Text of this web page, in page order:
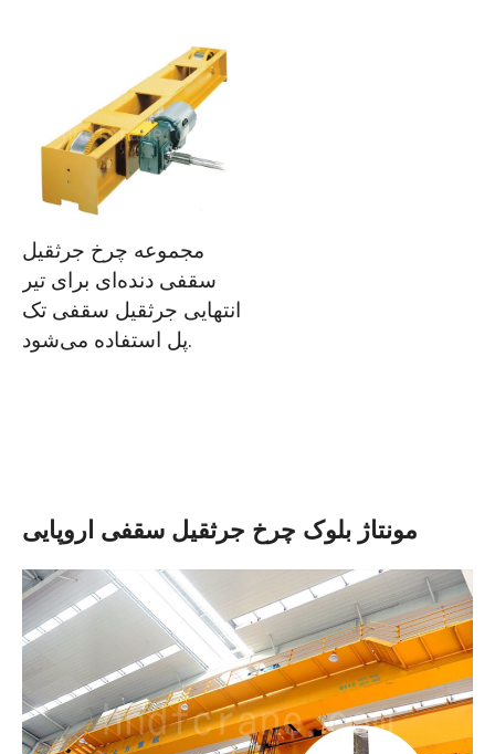
مجموعه چرخ جرثقیل
سقفی دنده‌ای برای تیر
انتهایی جرثقیل سقفی تک
پل استفاده می‌شود.
مونتاژ بلوک چرخ جرثقیل سقفی اروپایی